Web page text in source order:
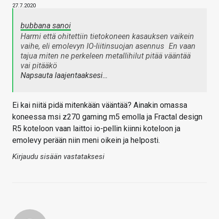
27.7.2020
bubbana sanoi
Harmi että ohitettiin tietokoneen kasauksen vaikein
vaihe, eli emolevyn IO-liitinsuojan asennus En vaan
tajua miten ne perkeleen metallihilut pitää vääntää
vai pitääkö
Napsauta laajentaaksesi…
Ei kai niitä pidä mitenkään vääntää? Ainakin omassa
koneessa msi z270 gaming m5 emolla ja Fractal design
R5 koteloon vaan laittoi io-pellin kiinni koteloon ja
emolevy perään niin meni oikein ja helposti.
Kirjaudu sisään vastataksesi